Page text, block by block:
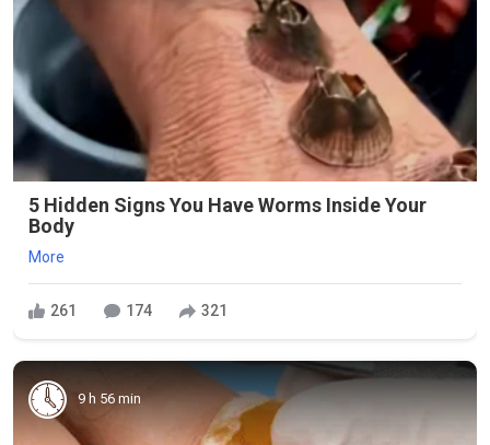
5 Hidden Signs You Have Worms Inside Your
Body
More
261 174 321
9 h 56 min